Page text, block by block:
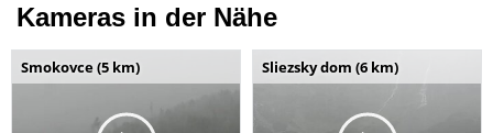
Kameras in der Nähe
Smokovce (5 km) Sliezsky dom (6 km)